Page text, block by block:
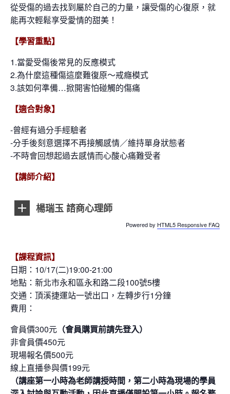
從受傷的過去找到屬於自己的力量，讓受傷的心復原，就
能再次輕鬆享受愛情的甜美！
【學習重點】
1.當愛受傷後常見的反應模式
2.為什麼這種傷這麼難復原～戒癮模式
3.該如何準備…掀開害怕碰觸的傷痛
【適合對象】
-曾經有過分手經驗者
-分手後刻意選擇不再接觸感情／維持單身狀態者
-不時會回想起過去感情而心酸心痛難受者
【講師介紹】
楊瑞玉 諮商心理師
Powered by HTML5 Responsive FAQ
【課程資訊】
日期：10/17(二)19:00-21:00
地點：新北市永和區永和路二段100號5樓
交通：頂溪捷運站一號出口，左轉步行1分鐘
費用：
會員價300元 （會員購買前請先登入）
非會員價450元
現場報名價500元
線上直播參與價199元
（講座第一小時為老師講授時間，第二小時為現場的學員